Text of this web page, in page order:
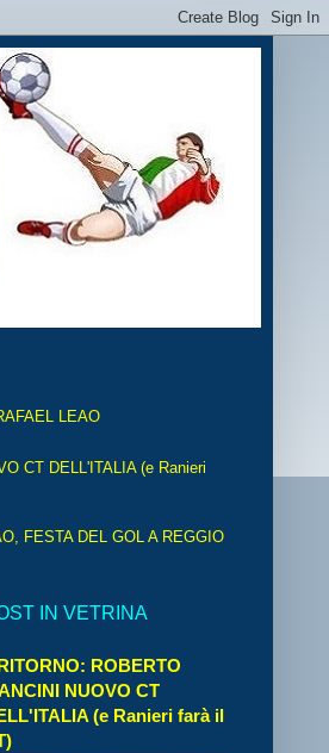
LEAO
CT DELL'ITALIA (e Ranieri
FESTA DEL GOL A REGGIO
IN VETRINA
ROBERTO
NUOVO CT
(e Ranieri farà il